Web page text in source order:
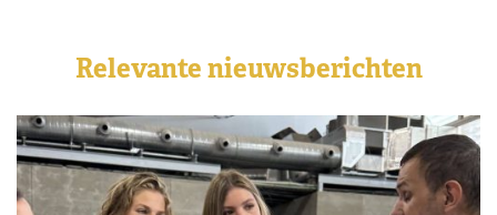
Relevante nieuwsberichten